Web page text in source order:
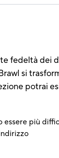
fedeltà dei
si
potrai
più